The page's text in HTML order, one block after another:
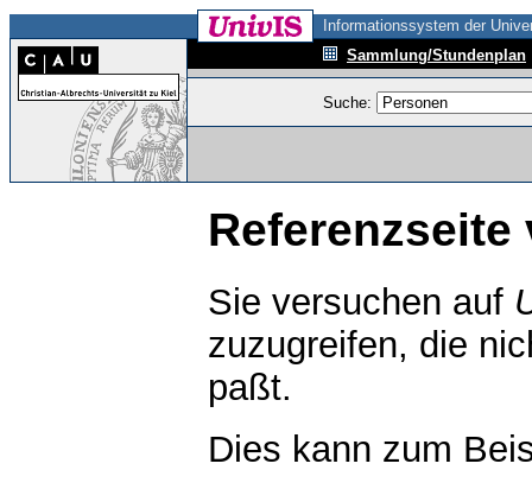
Informationssystem der
Sammlung/Stundenplan
Suche:
Referenzseite
Sie versuchen auf
zuzugreifen, die
paßt.
Dies kann zum